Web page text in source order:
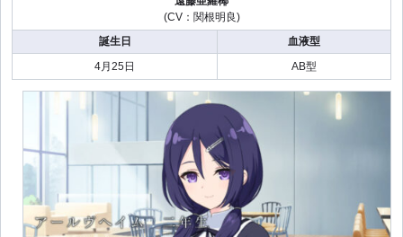
(CV：関根明良)
誕生日
血液型
4月25日
AB型